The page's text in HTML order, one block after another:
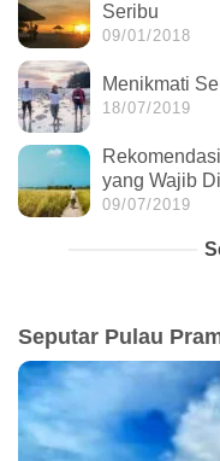
Seribu
09/01/2018
Menikmati
18/07/2019
yang Wajib
09/07/2019
Seputar Pulau